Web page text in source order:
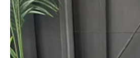
レ
ー
ヤ
ー